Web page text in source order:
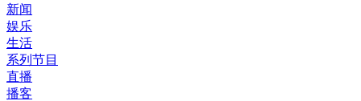
新闻
娱乐
生活
系列节目
直播
播客